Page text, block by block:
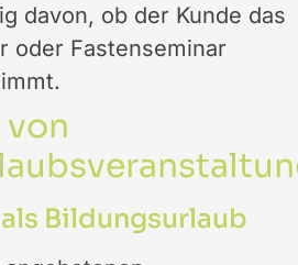
davon, ob der Kunde das
oder Fastenseminar
von
Bildungsurlaub